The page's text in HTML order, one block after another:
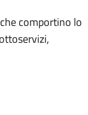
comportino lo